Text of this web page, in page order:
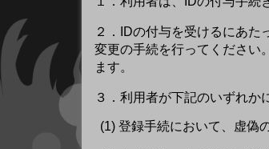
２．
IDの付与を受けるにあ
変更の手続を行ってください
ます。
３． 利用者が下記のいずれか
(1) 登録手続において、虚偽